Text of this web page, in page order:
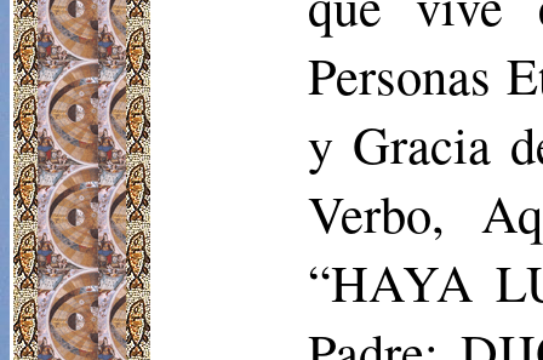
Personas
y Gracia
Verbo,
“HAYA